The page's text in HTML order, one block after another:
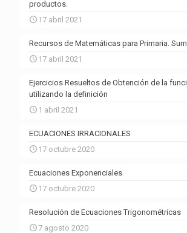
productos.
17 abril 2021
Recursos de Matemáticas para Primaria.
17 abril 2021
Ejercicios Resueltos de Obtención de la
utilizando la definición
1 abril 2021
ECUACIONES IRRACIONALES
17 octubre 2020
Ecuaciones Exponenciales
17 octubre 2020
Resolución de Ecuaciones Trigonométricas
7 agosto 2020